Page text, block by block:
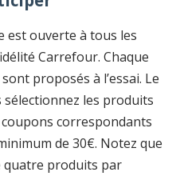
est ouverte à tous les
Carrefour. Chaque
proposés à l’essai. Le
sélectionnez les produits
correspondants
de 30€. Notez que
quatre produits par